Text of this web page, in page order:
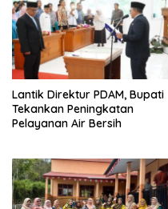
Lantik Direktur PDAM, Bupati
Tekankan Peningkatan
Pelayanan Air Bersih